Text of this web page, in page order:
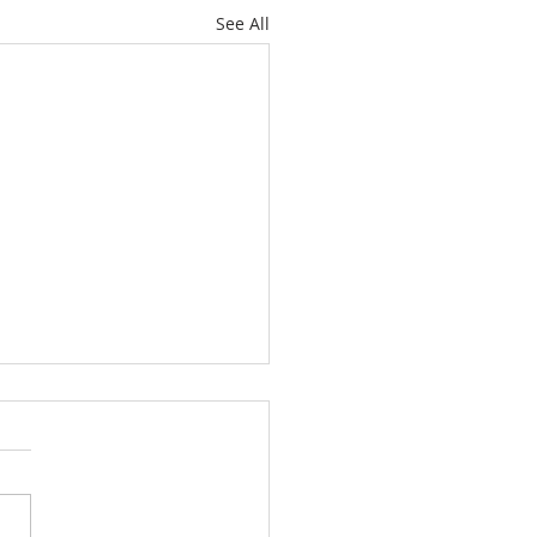
See All
递2026年第27期（总第